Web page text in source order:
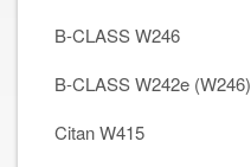
B-CLASS W246
B-CLASS W242e (W246)
Citan W415